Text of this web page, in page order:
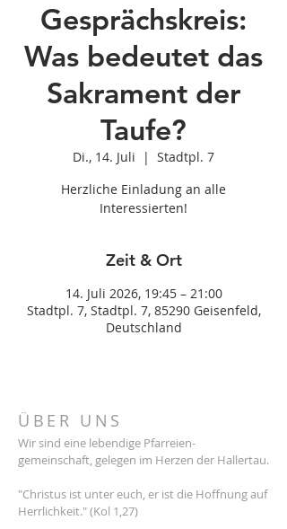
Gesprächskreis:
Was bedeutet das
Sakrament der
Taufe?
Di., 14. Juli
  |
Stadtpl. 7
Herzliche Einladung an alle
Interessierten!
Zeit & Ort
14. Juli 2026, 19:45 – 21:00
Stadtpl. 7, Stadtpl. 7, 85290 Geisenfeld,
Deutschland
ÜBER UNS
Wir sind eine lebendige Pfarreien-
gemeinschaft, gelegen im Herzen der Hallertau.
"Christus ist unter euch, er ist die Hoffnung auf
Herrlichkeit." (Kol 1,27)